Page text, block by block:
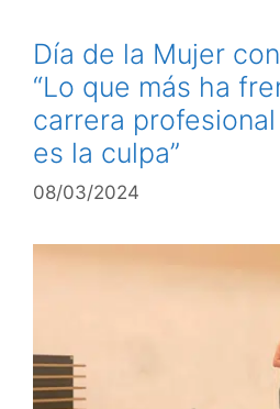
Día de la Mujer
“Lo que más ha
carrera
es la culpa”
08/03/2024